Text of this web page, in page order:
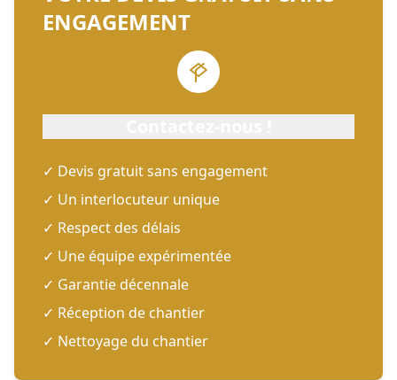
ENGAGEMENT
✓ Devis gratuit sans engagement
✓ Un interlocuteur unique
✓ Respect des délais
✓ Une équipe expérimentée
✓ Garantie décennale
✓ Réception de chantier
✓ Nettoyage du chantier